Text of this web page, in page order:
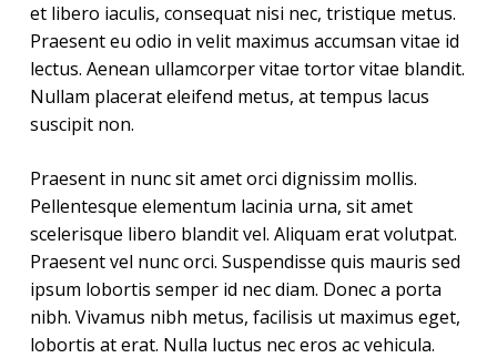
et libero iaculis, consequat nisi nec, tristique metus.
Praesent eu odio in velit maximus accumsan vitae id
lectus. Aenean ullamcorper vitae tortor vitae blandit.
Nullam placerat eleifend metus, at tempus lacus
suscipit non.
Praesent in nunc sit amet orci dignissim mollis.
Pellentesque elementum lacinia urna, sit amet
scelerisque libero blandit vel. Aliquam erat volutpat.
Praesent vel nunc orci. Suspendisse quis mauris sed
ipsum lobortis semper id nec diam. Donec a porta
nibh. Vivamus nibh metus, facilisis ut maximus eget,
lobortis at erat. Nulla luctus nec eros ac vehicula.